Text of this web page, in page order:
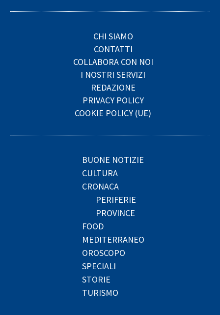
CHI SIAMO
CONTATTI
COLLABORA CON NOI
I NOSTRI SERVIZI
REDAZIONE
PRIVACY POLICY
COOKIE POLICY (UE)
BUONE NOTIZIE
CULTURA
CRONACA
PERIFERIE
PROVINCE
FOOD
MEDITERRANEO
OROSCOPO
SPECIALI
STORIE
TURISMO